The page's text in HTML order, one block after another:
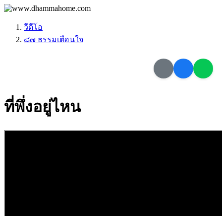
วีดีโอ
๘๗ ธรรมเตือนใจ
ที่พึ่งอยู่ไหน